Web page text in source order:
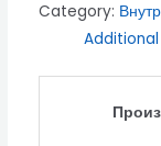
Category: